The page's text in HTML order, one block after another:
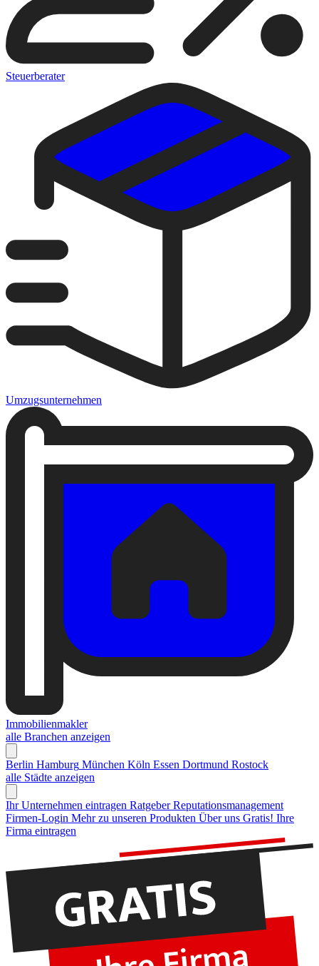
Steuerberater
Umzugsunternehmen
Immobilienmakler
alle Branchen anzeigen
Berlin Hamburg München Köln Essen Dortmund Rostock
alle Städte anzeigen
Ihr Unternehmen eintragen Ratgeber Reputationsmanagement
Firmen-Login Mehr zu unseren Produkten Über uns Gratis! Ihre
Firma eintragen